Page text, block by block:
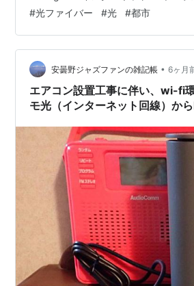
す シリコン基板上に搭載された1,000
光体を備えた光フェーズドアレイを採
のシステムは、互いに交信し、最大
間で光線を整形・制御でき、ケーブ
ー並みの速度を実現できるといいま
#光ファイバー #光 #都市
安曇野ジャズファンの雑記帳 • 6ヶ月
エアコン設置工事に伴い、wi-fi
モ光（インターネット回線）か